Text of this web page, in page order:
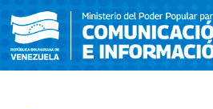
contenido